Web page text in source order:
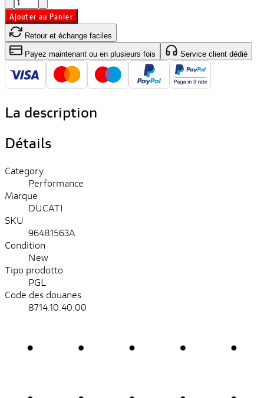
Ajouter au Panier
Retour et échange faciles
Payez maintenant ou en plusieurs fois Service client dédié
La description
Détails
Category
Performance
Marque
DUCATI
SKU
96481563A
Condition
New
Tipo prodotto
PGL
Code des douanes
8714.10.40.00